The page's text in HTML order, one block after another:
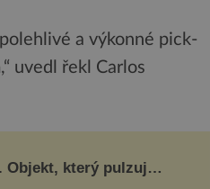
a výkonné pick-
uvedl řekl Carlos
Objekt, který pulzuje